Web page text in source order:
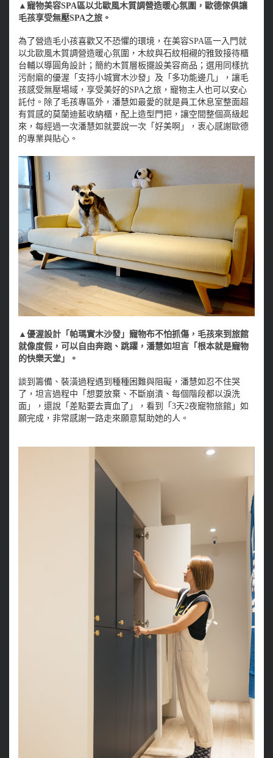
▲寵物美容SPA區以北歐風木質調營造暖心氛圍，歐德傢俱讓
毛孩享受無壓SPA之旅。
為了營造毛小孩喜歡又不恐懼的環境，在美容SPA區一入門就
以北歐風木質調營造暖心氛圍，木紋與石紋相襯的雅致接待櫃
台輔以導圓角設計；簡約木質層板擺設美容商品；選用同樣抗
污耐磨的優渥「支持小城實木沙發」及「多功能邊几」，讓毛
孩感受無壓場域，享受美好的SPA之旅，寵物主人也可以安心
託付。除了毛孩專區外，潘慧如最愛的就是員工休息室整面超
有質感的莫蘭迪藍收納櫃，配上造型門把，讓空間整個高級起
來，每經過一次潘慧如就要說一次「好美啊」，衷心感謝歐德
的專業與貼心。
▲優渥設計「帕瑪實木沙發」寵物布不怕抓傷，毛孩來到旅館
就像度假，可以自由奔跑、跳躍，潘慧如坦言「根本就是寵物
的快樂天堂」。
談到籌備、裝潢過程遇到種種困難與阻礙，潘慧如忍不住哭
了，坦言過程中「想要放棄、不斷崩潰、每個階段都以淚洗
面」，還說「差點要去賣血了」，看到「3天2夜寵物旅館」如
願完成，非常感謝一路走來願意幫助她的人。